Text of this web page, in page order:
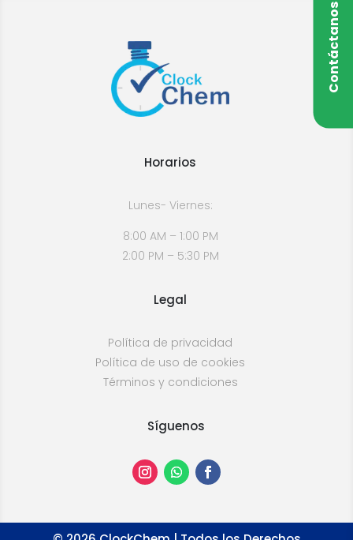
Contáctanos
Horarios
Lunes- Viernes:
8:00 AM – 1:00 PM
2:00 PM – 5:30 PM
Legal
Política de privacidad
Política de uso de cookies
Términos y condiciones
Síguenos